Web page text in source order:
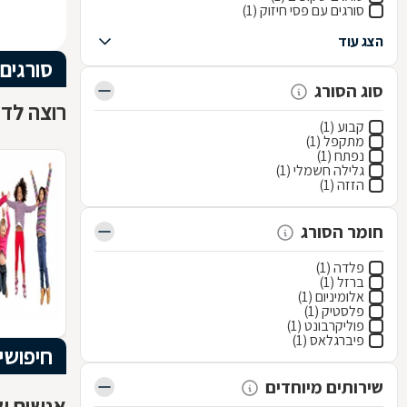
סורגים עם פסי חיזוק (1)
הצג עוד
סוג הסורג
קבוע (1)
מתקפל (1)
נפתח (1)
גלילה חשמלי (1)
הזזה (1)
חומר הסורג
פלדה (1)
ברזל (1)
אלומיניום (1)
פלסטיק (1)
פוליקרבונט (1)
פיברגלאס (1)
שירותים מיוחדים
סורגים
רוצה